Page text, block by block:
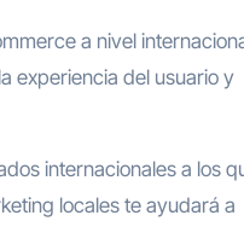
a nivel
experiencia del usuario y
internacionales a los
locales te ayudará a